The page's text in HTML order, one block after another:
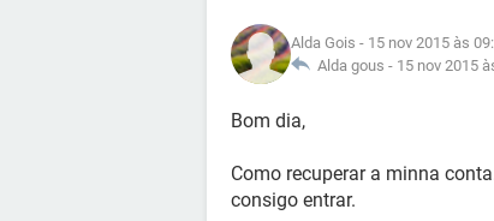
Alda Gois - 15 nov 2015 às
Alda gous - 15 nov 2015
Bom dia,
Como recuperar a minna
consigo entrar.